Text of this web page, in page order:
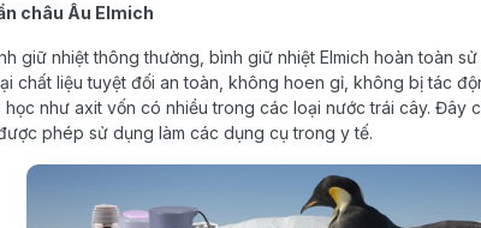
châu Âu Elmich
giữ nhiệt thông thường, bình giữ nhiệt Elmich hoàn toàn
chất liệu tuyệt đối an toàn, không hoen gỉ, không bị tác
như axit vốn có nhiều trong các loại nước trái cây. Đây
phép sử dụng làm các dụng cụ trong y tế.